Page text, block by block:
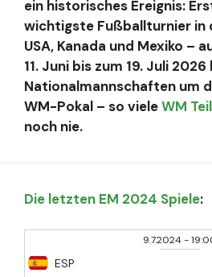
ein historisches Ereignis:
wichtigste Fußballturnier in
USA, Kanada und Mexiko –
11. Juni bis zum 19. Juli
Nationalmannschaften um
WM-Pokal – so vieleWM
noch nie.
Die letzten EM 2024 Spiele:
9.7.2024-
ESP